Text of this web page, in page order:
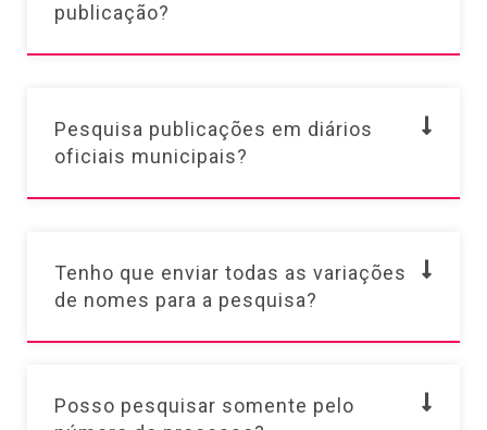
publicação?
Pesquisa publicações em diários
oficiais municipais?
Tenho que enviar todas as variações
de nomes para a pesquisa?
Posso pesquisar somente pelo